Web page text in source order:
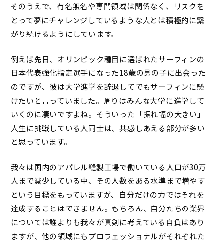
そのうえで、有名無名や専門領域は関係なく、リスクを
とって夢にチャレンジしているような人とは積極的に繋
がり続けるようにしています。
例えば先日、オリンピック種目に選ばれたサーフィンの
日本代表強化指定選手になった18歳の男の子に出会った
のですが、彼は大学進学を辞退してでもサーフィンに懸
けたいと言っていました。周りはみんな大学に進学して
いくのに凄いですよね。そういった「振れ幅の大きい」
人生に挑戦している人同士は、共感しあえる部分が多い
と思っています。
我々は国内のアパレル縫製工場で働いている人口が30万
人まで減少している中、その人数をある水準まで増やす
という目標をもっていますが、自分だけの力ではそれを
達成することはできません。もちろん、自分たちの業界
については誰よりも我々が真剣に考えている自負はあり
ますが、他の領域にもプロフェッショナルがそれぞれた